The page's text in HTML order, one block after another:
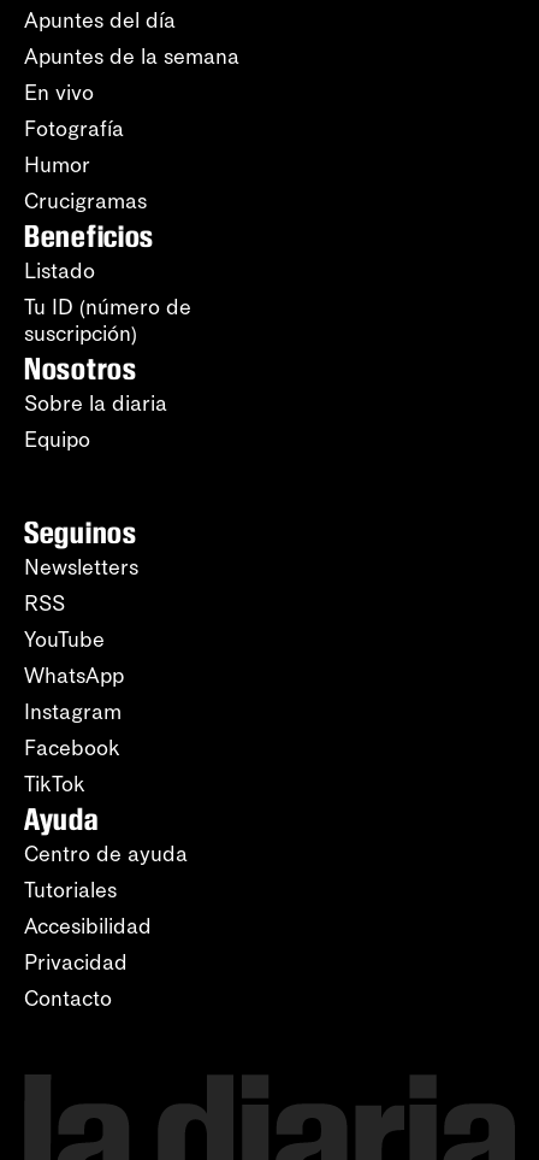
Apuntes del día
Apuntes de la semana
En vivo
Fotografía
Humor
Crucigramas
Beneficios
Listado
Tu ID (número de
suscripción)
Nosotros
Sobre la diaria
Equipo
Seguinos
Newsletters
RSS
YouTube
WhatsApp
Instagram
Facebook
TikTok
Ayuda
Centro de ayuda
Tutoriales
Accesibilidad
Privacidad
Contacto